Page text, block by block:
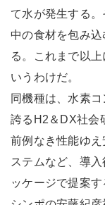
て水が発生する
中の食材を包み
る。これまで以
いうわけだ。
同機種は、水素
誇るH2＆DX社会
前例なき性能ゆ
ステムなど、導
ッケージで提案す